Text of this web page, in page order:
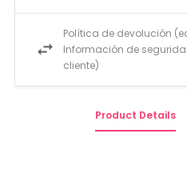
Política de devolución
Información de
cliente)
Product Details